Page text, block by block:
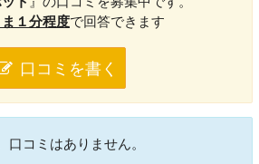
１分程度で回答できます
口コミを書く
口コミはありません。